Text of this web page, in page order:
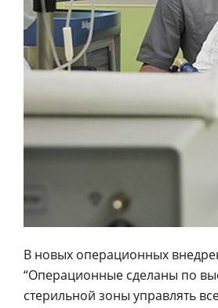
В новых операционных
“Операционные сделаны по
стерильной зоны управлять